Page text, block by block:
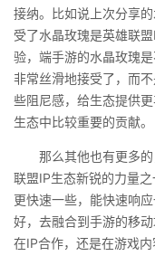
接纳。比如说上次分享
受了水晶玫瑰是英雄联
验，端手游的水晶玫瑰
非常丝滑地接受了，而
些阻尼感，给生态提供
生态中比较重要的贡献。
那么其他也有更多的
联盟IP生态新锐的力量
更快速一些，能快速响
好，去融合到手游的移
在IP合作，还是在游戏